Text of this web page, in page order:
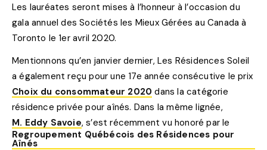
Les lauréates seront mises à l’honneur à l’occasion du
gala annuel des Sociétés les Mieux Gérées au Canada à
Toronto le 1er avril 2020.
Mentionnons qu’en janvier dernier, Les Résidences Soleil
a également reçu pour une 17e année consécutive le prix
Choix du consommateur 2020 dans la catégorie
résidence privée pour aînés. Dans la même lignée,
M. Eddy Savoie, s’est récemment vu honoré par le
Regroupement Québécois des Résidences pour
Aînés